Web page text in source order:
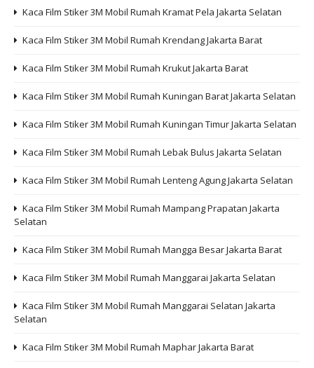
Kaca Film Stiker 3M Mobil Rumah Kramat Pela Jakarta Selatan
Kaca Film Stiker 3M Mobil Rumah Krendang Jakarta Barat
Kaca Film Stiker 3M Mobil Rumah Krukut Jakarta Barat
Kaca Film Stiker 3M Mobil Rumah Kuningan Barat Jakarta Selatan
Kaca Film Stiker 3M Mobil Rumah Kuningan Timur Jakarta Selatan
Kaca Film Stiker 3M Mobil Rumah Lebak Bulus Jakarta Selatan
Kaca Film Stiker 3M Mobil Rumah Lenteng Agung Jakarta Selatan
Kaca Film Stiker 3M Mobil Rumah Mampang Prapatan Jakarta
Selatan
Kaca Film Stiker 3M Mobil Rumah Mangga Besar Jakarta Barat
Kaca Film Stiker 3M Mobil Rumah Manggarai Jakarta Selatan
Kaca Film Stiker 3M Mobil Rumah Manggarai Selatan Jakarta
Selatan
Kaca Film Stiker 3M Mobil Rumah Maphar Jakarta Barat